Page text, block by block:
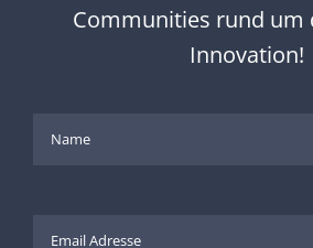
Communities rund um
Innovation!